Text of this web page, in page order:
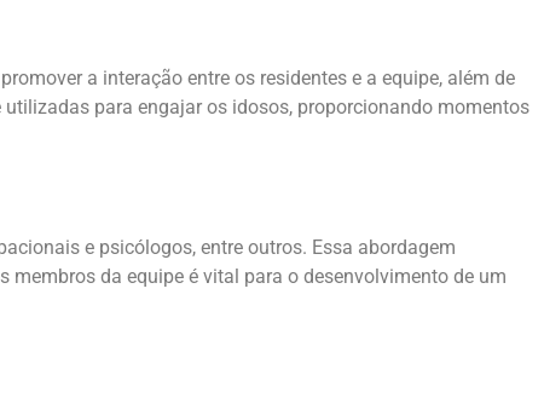
a interação entre os residentes e a equipe, além de
para engajar os idosos, proporcionando momentos
e psicólogos, entre outros. Essa abordagem
da equipe é vital para o desenvolvimento de um